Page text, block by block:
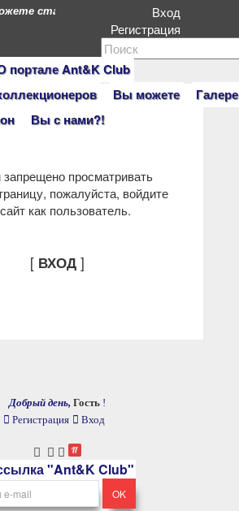
портале Ant&K Club
Вы можете
Вы с нами?!
стать героями нашего портала.
Вход
Регистрация
запрещено просматривать
пожалуйста, войдите
как пользователь.
[ ВХОД]
Добрый день, Гость !
Регистрация
Вход
"Ant&K Club"